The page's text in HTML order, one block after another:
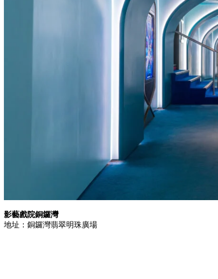
影藝戲院銅鑼灣
地址：銅鑼灣翡翠明珠廣場